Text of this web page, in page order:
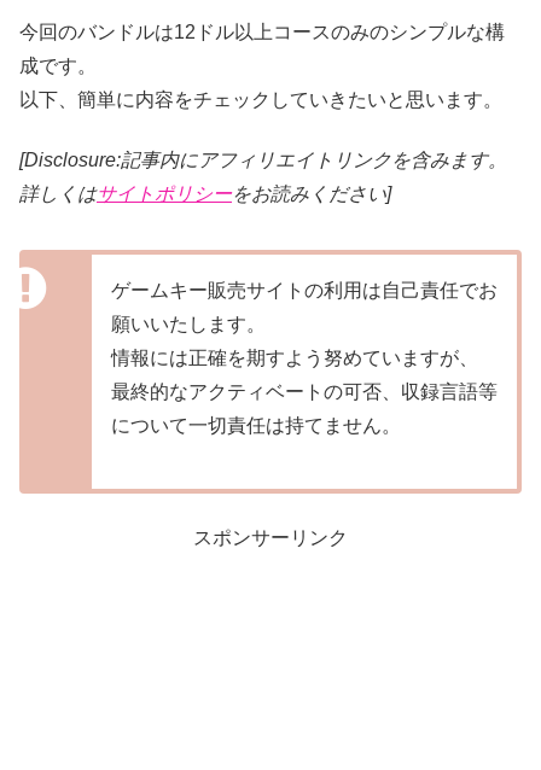
今回のバンドルは12ドル以上コースのみのシンプルな構
成です。
以下、簡単に内容をチェックしていきたいと思います。
[Disclosure:記事内にアフィリエイトリンクを含みます。
詳しくはサイトポリシーをお読みください]
ゲームキー販売サイトの利用は自己責任でお
願いいたします。
情報には正確を期すよう努めていますが、
最終的なアクティベートの可否、収録言語等
について一切責任は持てません。
スポンサーリンク